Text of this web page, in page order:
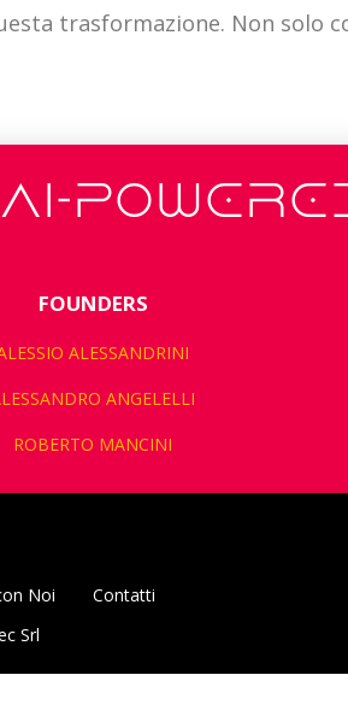
trasformazione. Non solo
FOUNDERS
ALESSANDRINI
ANGELELLI
ROBERTO MANCINI
Noi
Contatti
Srl